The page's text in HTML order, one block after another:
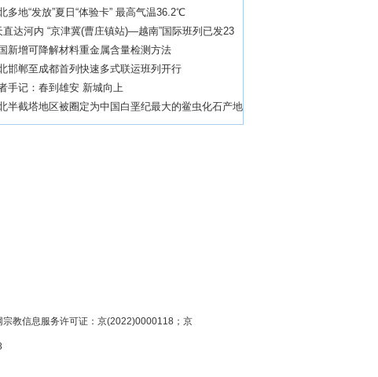
多地“发放”夏日“体验卡” 最高气温36.2℃
直达河内 “京津冀(曹庄镇站)—越南”国际班列已发23
箱
新增可降解材料重金属含量检测方法
邯郸至成都首列快速多式联运班列开行
手记：春到雄安 新城向上
半截塔地区被圈定为中国白垩纪最大的鲎虫化石产地
宗教信息服务许可证：京(2022)0000118；京